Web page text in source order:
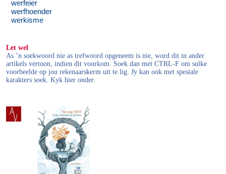
werfeier
werfhoender
werkisme
Let wel
As ’n soekwoord nie as trefwoord opgeneem is nie, word dit in ander
artikels vertoon, indien dit voorkom. Soek dan met CTRL-F om sulke
voorbeelde op jou rekenaarskerm uit te lig. Jy kan ook met spesiale
karakters soek. Kyk hier onder.